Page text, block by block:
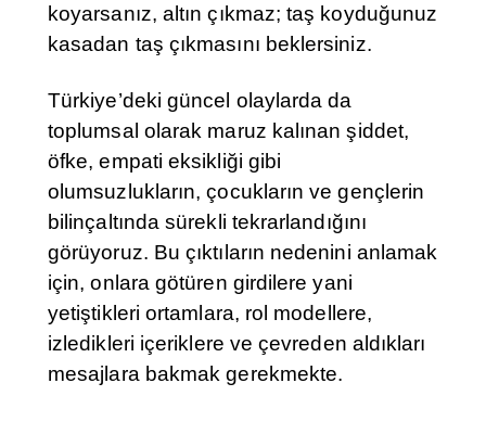
koyarsanız, altın çıkmaz; taş koyduğunuz
kasadan taş çıkmasını beklersiniz.
Türkiye’deki güncel olaylarda da
toplumsal olarak maruz kalınan şiddet,
öfke, empati eksikliği gibi
olumsuzlukların, çocukların ve gençlerin
bilinçaltında sürekli tekrarlandığını
görüyoruz. Bu çıktıların nedenini anlamak
için, onlara götüren girdilere yani
yetiştikleri ortamlara, rol modellere,
izledikleri içeriklere ve çevreden aldıkları
mesajlara bakmak gerekmekte.